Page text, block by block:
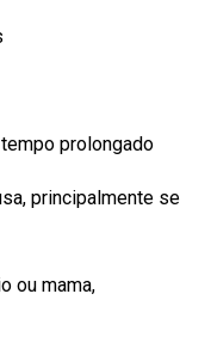
prolongado
principalmente se
ou mama,